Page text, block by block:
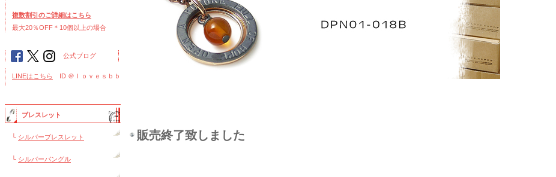
複数割引のご詳細はこちら
最大20％OFF＊10個以上の場合
公式ブログ
LINEはこちら ID ＠ｌｏｖｅｓｂｂ
ブレスレット
└ シルバーブレスレット
└ シルバーバングル
販売終了致しました